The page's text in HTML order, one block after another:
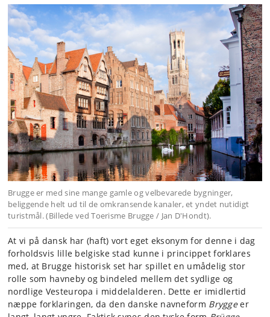
Brugge er med sine mange gamle og velbevarede bygninger,
beliggende helt ud til de omkransende kanaler, et yndet nutidigt
turistmål. (Billede ved Toerisme Brugge / Jan D'Hondt).
At vi på dansk har (haft) vort eget eksonym for denne i dag
forholdsvis lille belgiske stad kunne i princippet forklares
med, at Brugge historisk set har spillet en umådelig stor
rolle som havneby og bindeled mellem det sydlige og
nordlige Vesteuropa i middelalderen. Dette er imidlertid
næppe forklaringen, da den danske navneform Bryggeer